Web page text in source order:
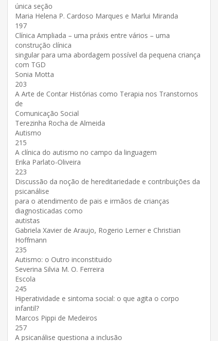
única seção
Maria Helena P. Cardoso Marques e Marlui Miranda
197
Clínica Ampliada – uma práxis entre vários – uma
construção clínica
singular para uma abordagem possível da pequena criança
com TGD
Sonia Motta
203
A Arte de Contar Histórias como Terapia nos Transtornos
de
Comunicação Social
Terezinha Rocha de Almeida
Autismo
215
A clínica do autismo no campo da linguagem
Erika Parlato-Oliveira
223
Discussão da noção de hereditariedade e contribuições da
psicanálise
para o atendimento de pais e irmãos de crianças
diagnosticadas como
autistas
Gabriela Xavier de Araujo, Rogerio Lerner e Christian
Hoffmann
235
Autismo: o Outro inconstituido
Severina Silvia M. O. Ferreira
Escola
245
Hiperatividade e sintoma social: o que agita o corpo
infantil?
Marcos Pippi de Medeiros
257
A psicanálise questiona a inclusão